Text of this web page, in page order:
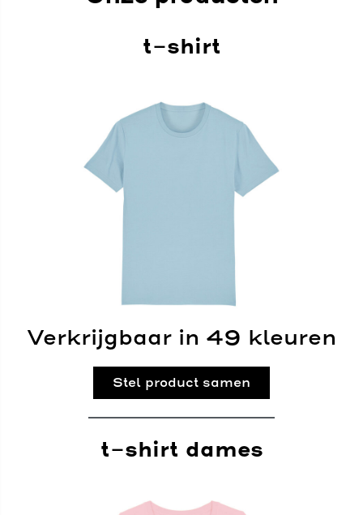
t-shirt
Verkrijgbaar in 49 kleuren
Stel product samen
t-shirt dames